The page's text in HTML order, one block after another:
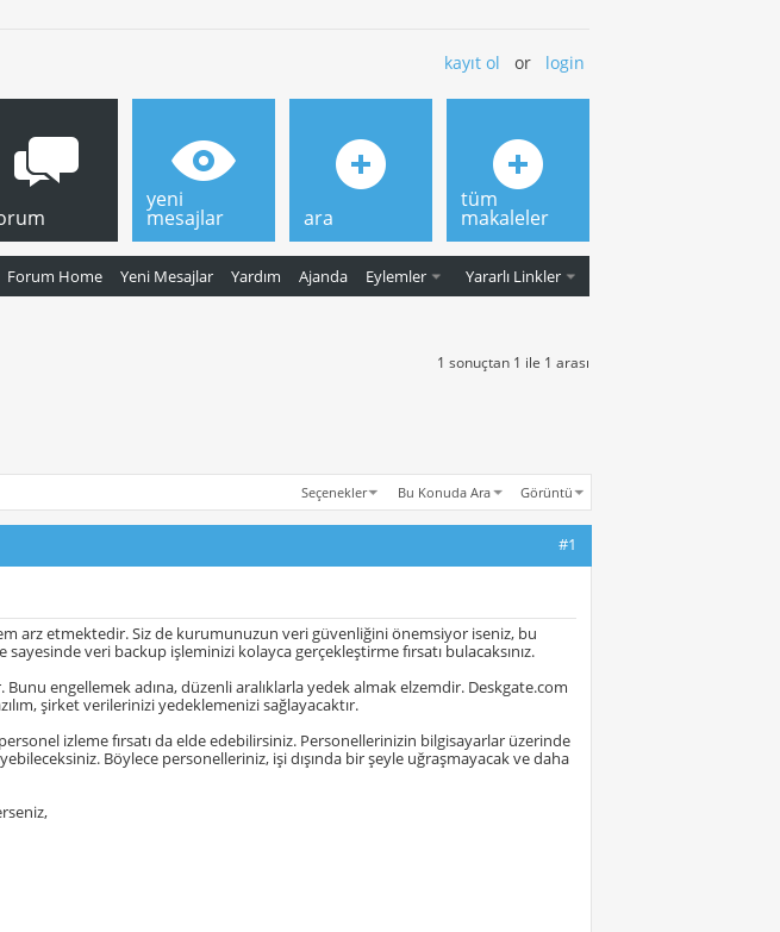
kayıt ol or login
Forum Home Yeni Mesajlar Yardım Ajanda Eylemler Yararlı Linkler
yeni
mesajlar ara
tüm
makaleler
1 sonuçtan 1 ile 1 arası
Seçenekler Bu Konuda Ara Görüntü
#1
arz etmektedir. Siz de kurumunuzun veri güvenliğini önemsiyor iseniz, bu
sayesinde veri backup işleminizi kolayca gerçekleştirme fırsatı bulacaksınız.
engellemek adına, düzenli aralıklarla yedek almak elzemdir. Deskgate.com
şirket verilerinizi yedeklemenizi sağlayacaktır.
izleme fırsatı da elde edebilirsiniz. Personellerinizin bilgisayarlar üzerinde
Böylece personelleriniz, işi dışında bir şeyle uğraşmayacak ve daha